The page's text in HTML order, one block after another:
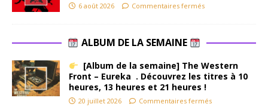
6 août 2026 Commentaires fermés
ALBUM DE LA SEMAINE
[Album de la semaine] The Western
Front – Eureka . Découvrez les titres à 10
heures, 13 heures et 21 heures !
20 juillet 2026 Commentaires fermés